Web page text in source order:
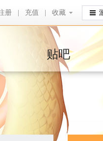
册 充值 收藏
收藏
贴吧